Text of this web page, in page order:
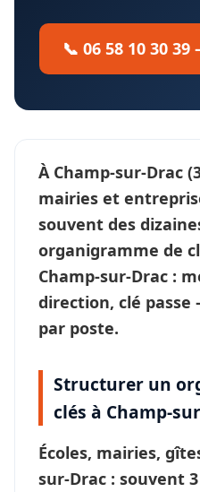
📞 06 58 10 30
À Champ-sur-Drac
mairies et
souvent des
organigramme de
Champ-sur-Drac :
direction, clé
par poste.
Structurer un
clés à Champ-
Écoles, mairies,
sur-Drac : souvent